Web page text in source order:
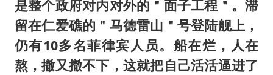
是整个政府对内对外的＂面子工程＂。滞
留在仁爱礁的＂马德雷山＂号登陆舰上，
仍有10多名菲律宾人员。船在烂，人在
熬，撤又撤不下，这就把自己活活逼进了